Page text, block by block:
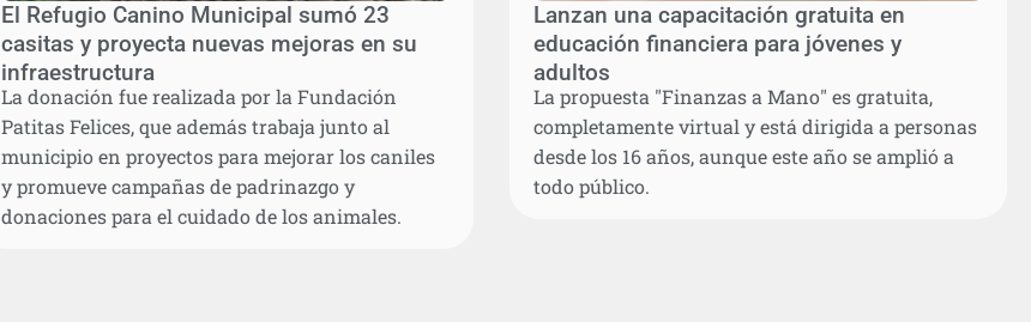
El Refugio Canino Municipal sumó 23
casitas y proyecta nuevas mejoras en su
infraestructura
La donación fue realizada por la Fundación
Patitas Felices, que además trabaja junto al
municipio en proyectos para mejorar los caniles
y promueve campañas de padrinazgo y
donaciones para el cuidado de los animales.
Lanzan una capacitación gratuita en
educación financiera para jóvenes y
adultos
La propuesta "Finanzas a Mano" es gratuita,
completamente virtual y está dirigida a personas
desde los 16 años, aunque este año se amplió a
todo público.